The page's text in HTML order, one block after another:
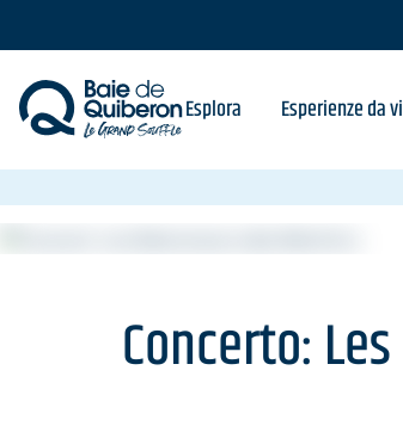
content
Esplora Esperienze da
Concerto: